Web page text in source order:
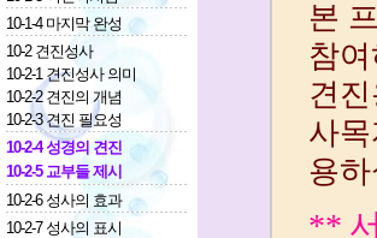
10-1-4 마지막 완성
10-2 견진성사
10-2-1 견진성사 의미
10-2-2 견진의 개념
10-2-3 견진 필요성
10-2-4 성경의 견진
10-2-5 교부들 제시
10-2-6 성사의 효과
10-2-7 성사의 표시